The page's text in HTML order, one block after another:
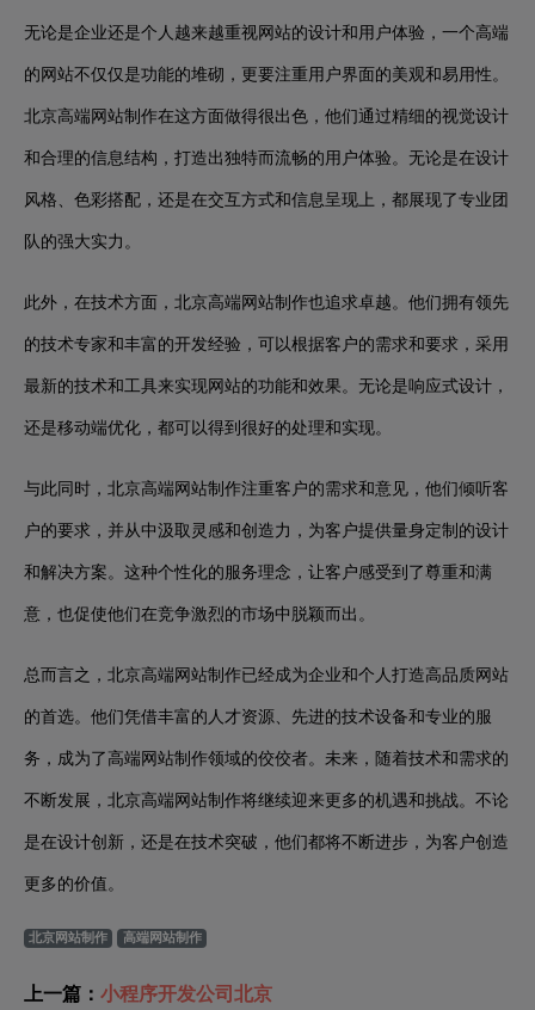
无论是企业还是个人越来越重视网站的设计和用户体验，一个高端
的网站不仅仅是功能的堆砌，更要注重用户界面的美观和易用性。
北京高端网站制作在这方面做得很出色，他们通过精细的视觉设计
和合理的信息结构，打造出独特而流畅的用户体验。无论是在设计
风格、色彩搭配，还是在交互方式和信息呈现上，都展现了专业团
队的强大实力。
此外，在技术方面，北京高端网站制作也追求卓越。他们拥有领先
的技术专家和丰富的开发经验，可以根据客户的需求和要求，采用
最新的技术和工具来实现网站的功能和效果。无论是响应式设计，
还是移动端优化，都可以得到很好的处理和实现。
与此同时，北京高端网站制作注重客户的需求和意见，他们倾听客
户的要求，并从中汲取灵感和创造力，为客户提供量身定制的设计
和解决方案。这种个性化的服务理念，让客户感受到了尊重和满
意，也促使他们在竞争激烈的市场中脱颖而出。
总而言之，北京高端网站制作已经成为企业和个人打造高品质网站
的首选。他们凭借丰富的人才资源、先进的技术设备和专业的服
务，成为了高端网站制作领域的佼佼者。未来，随着技术和需求的
不断发展，北京高端网站制作将继续迎来更多的机遇和挑战。不论
是在设计创新，还是在技术突破，他们都将不断进步，为客户创造
更多的价值。
北京网站制作 高端网站制作
上一篇： 小程序开发公司北京